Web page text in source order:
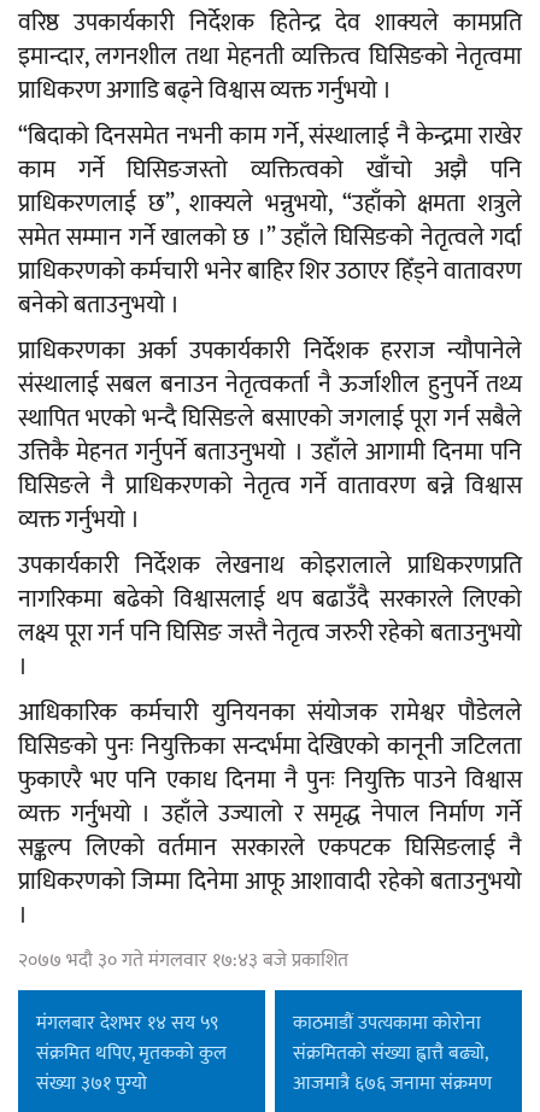
वरिष्ठ उपकार्यकारी निर्देशक हितेन्द्र देव शाक्यले कामप्रति
इमान्दार, लगनशील तथा मेहनती व्यक्तित्व घिसिङको नेतृत्वमा
प्राधिकरण अगाडि बढ्ने विश्वास व्यक्त गर्नुभयो ।
“बिदाको दिनसमेत नभनी काम गर्ने, संस्थालाई नै केन्द्रमा राखेर
काम गर्ने घिसिङजस्तो व्यक्तित्वको खाँचो अझै पनि
प्राधिकरणलाई छ”, शाक्यले भन्नुभयो, “उहाँको क्षमता शत्रुले
समेत सम्मान गर्ने खालको छ ।” उहाँले घिसिङको नेतृत्वले गर्दा
प्राधिकरणको कर्मचारी भनेर बाहिर शिर उठाएर हिँड्ने वातावरण
बनेको बताउनुभयो ।
प्राधिकरणका अर्का उपकार्यकारी निर्देशक हरराज न्यौपानेले
संस्थालाई सबल बनाउन नेतृत्वकर्ता नै ऊर्जाशील हुनुपर्ने तथ्य
स्थापित भएको भन्दै घिसिङले बसाएको जगलाई पूरा गर्न सबैले
उत्तिकै मेहनत गर्नुपर्ने बताउनुभयो । उहाँले आगामी दिनमा पनि
घिसिङले नै प्राधिकरणको नेतृत्व गर्ने वातावरण बन्ने विश्वास
व्यक्त गर्नुभयो ।
उपकार्यकारी निर्देशक लेखनाथ कोइरालाले प्राधिकरणप्रति
नागरिकमा बढेको विश्वासलाई थप बढाउँदै सरकारले लिएको
लक्ष्य पूरा गर्न पनि घिसिङ जस्तै नेतृत्व जरुरी रहेको बताउनुभयो
।
आधिकारिक कर्मचारी युनियनका संयोजक रामेश्वर पौडेलले
घिसिङको पुनः नियुक्तिका सन्दर्भमा देखिएको कानूनी जटिलता
फुकाएरै भए पनि एकाध दिनमा नै पुनः नियुक्ति पाउने विश्वास
व्यक्त गर्नुभयो । उहाँले उज्यालो र समृद्ध नेपाल निर्माण गर्ने
सङ्कल्प लिएको वर्तमान सरकारले एकपटक घिसिङलाई नै
प्राधिकरणको जिम्मा दिनेमा आफू आशावादी रहेको बताउनुभयो
।
२०७७ भदौ ३० गते मंगलवार १७:४३ बजे प्रकाशित
मंगलबार देशभर १४ सय ५९
संक्रमित थपिए, मृतकको कुल
संख्या ३७१ पुग्यो
काठमाडौं उपत्यकामा कोरोना
संक्रमितको संख्या ह्वात्तै बढ्यो,
आजमात्रै ६७६ जनामा संक्रमण